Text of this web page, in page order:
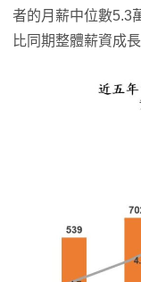
者的月薪中位數5.3
比同期整體薪資成